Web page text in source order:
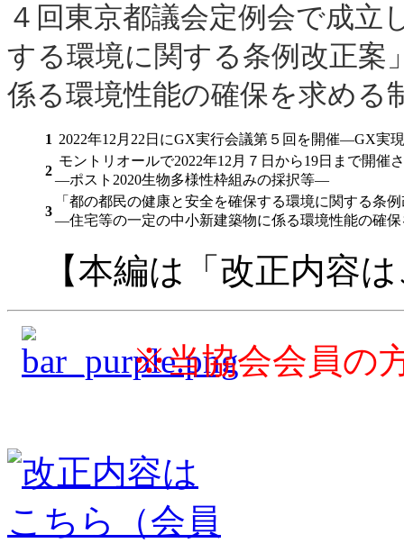
４回東京都議会定例会で成立
する環境に関する条例改正案
係る環境性能の確保を求める
1 2022年12月22日にGX実行会議第５回を開催―GX実
2
モントリオールで2022年12月７日から19日まで開催
―ポスト2020生物多様性枠組みの採択等―
3
「都の都民の健康と安全を確保する環境に関する条
―住宅等の一定の中小新建築物に係る環境性能の確
【本編は「改正内容
※当協会会員の